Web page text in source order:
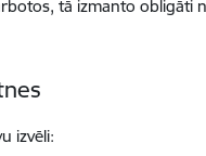
tā izmanto obligāti
izvēli: